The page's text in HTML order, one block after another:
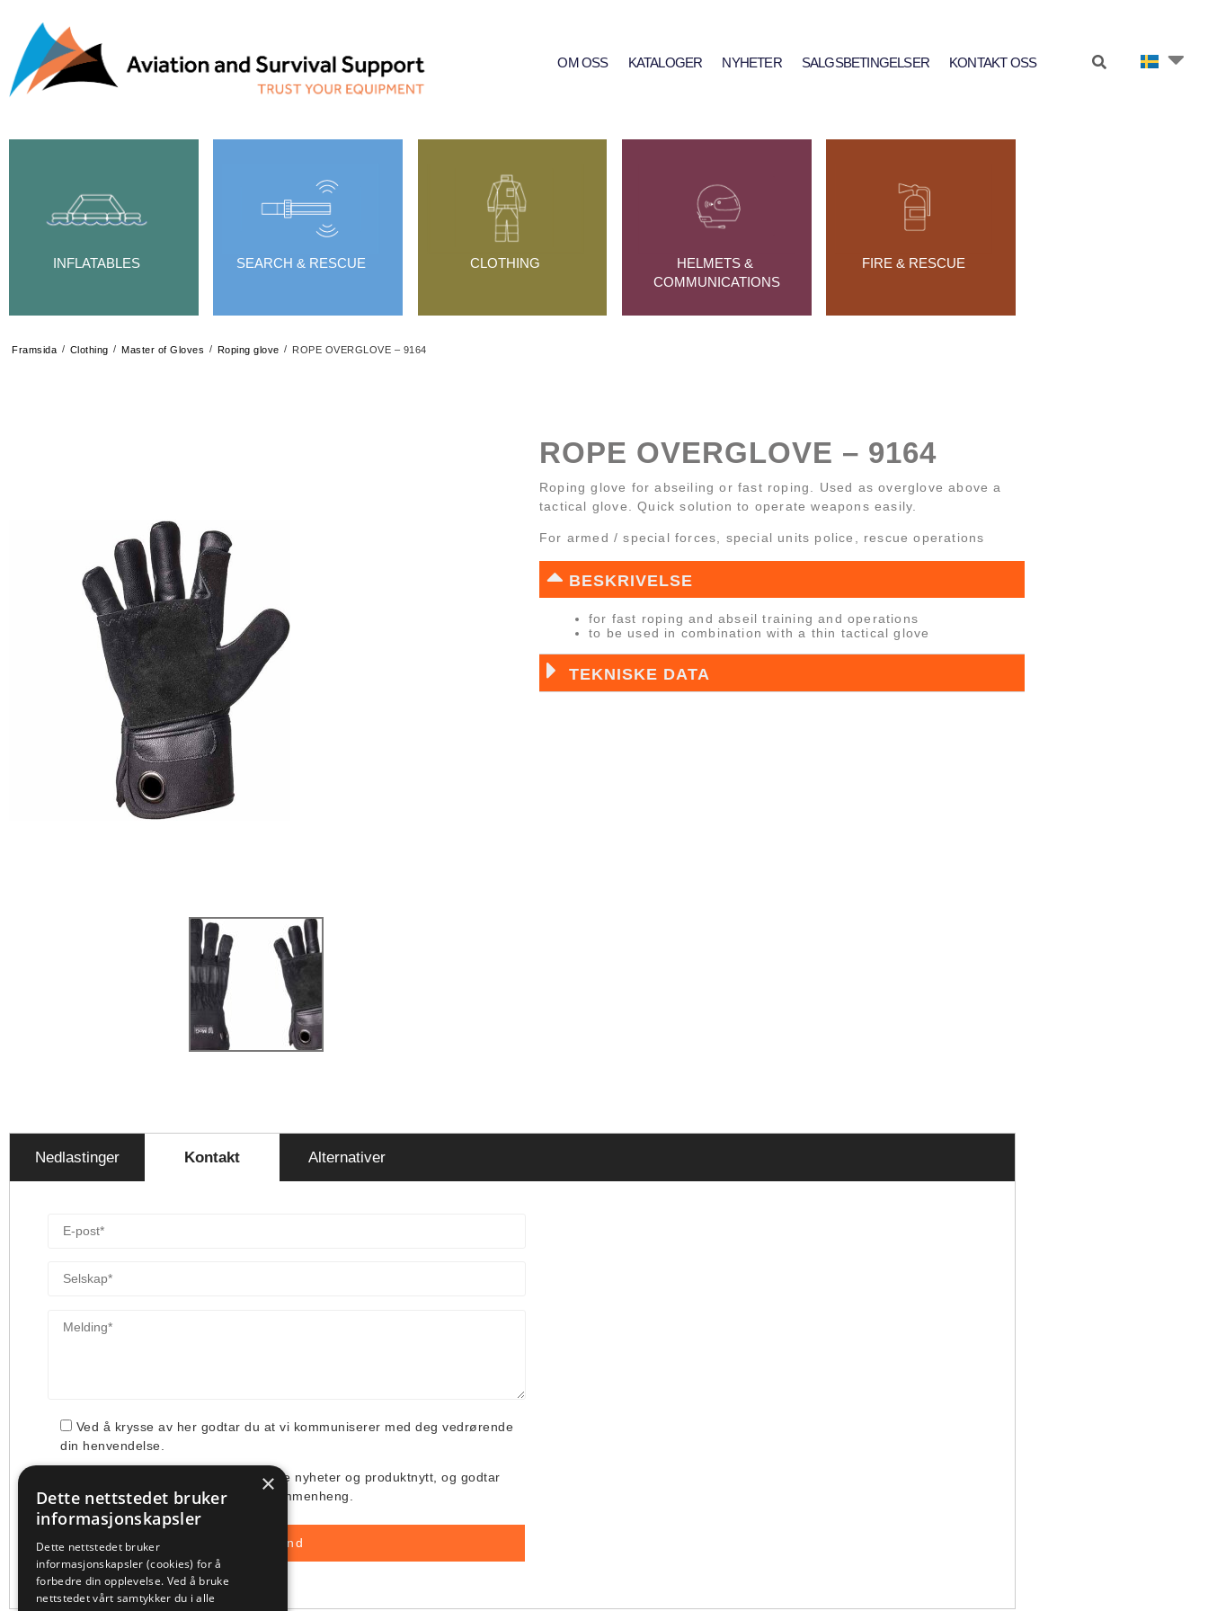
OM OSS KATALOGER NYHETER SALGSBETINGELSER KONTAKT OSS
INFLATABLES SEARCH & RESCUE CLOTHING
HELMETS &
COMMUNICATIONS
FIRE & RESCUE
Framsida / Clothing / Master of Gloves / Roping glove / ROPE OVERGLOVE – 9164
ROPE OVERGLOVE – 9164
Roping glove for abseiling or fast roping. Used as overglove above a
tactical glove. Quick solution to operate weapons easily.
For armed / special forces, special units police, rescue operations
BESKRIVELSE
for fast roping and abseil training and operations
to be used in combination with a thin tactical glove
TEKNISKE DATA
Nedlastinger Kontakt Alternativer
Ved å krysse av her godtar du at vi kommuniserer med deg vedrørende
din henvendelse.
Jeg ønsker å få tilsendt deres siste nyheter og produktnytt, og godtar
deres bruk av min e-post i denne sammenheng.
×
Dette nettstedet bruker
informasjonskapsler
Dette nettstedet bruker
informasjonskapsler (cookies) for å
forbedre din opplevelse. Ved å bruke
nettstedet vårt samtykker du i alle